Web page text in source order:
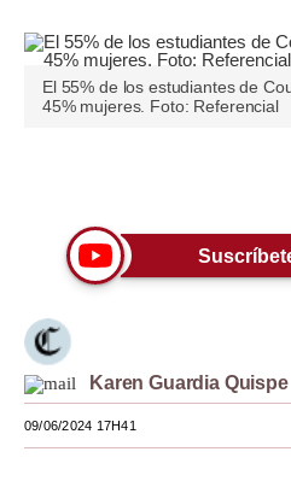
Pregunta de hoy
Viajes
Moda
Estilos
El 55% de los estudiantes de
45% mujeres. Foto: Referencial
Karen Guardia Quispe
09/06/2024 17H41